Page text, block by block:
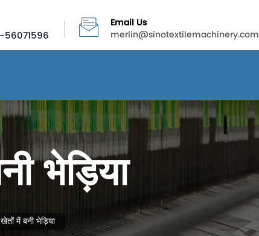
Email Us
merlin@sinotextilemachinery.com
भेड़िया
खेतों में बनी भेड़िया